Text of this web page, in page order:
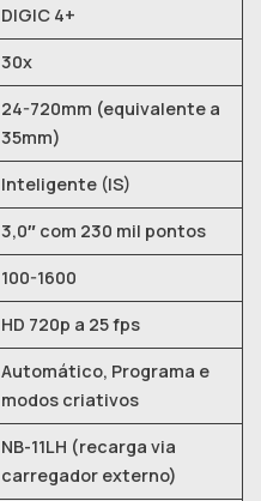
DIGIC 4+
30x
24-720mm (equivalente a
35mm)
Inteligente (IS)
3,0″ com 230 mil pontos
100-1600
HD 720p a 25 fps
Automático, Programa e
modos criativos
NB-11LH (recarga via
carregador externo)